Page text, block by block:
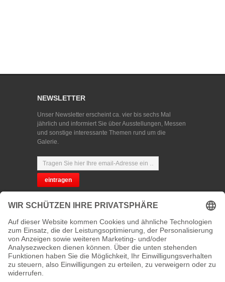
NEWSLETTER
Unser Newsletter erscheint ca. vier bis sechs Mal
jährlich und informiert Sie über Ausstellungen, Messen
und sonstige interessante Themen rund um die
Galerie.
SPRACHWAHL